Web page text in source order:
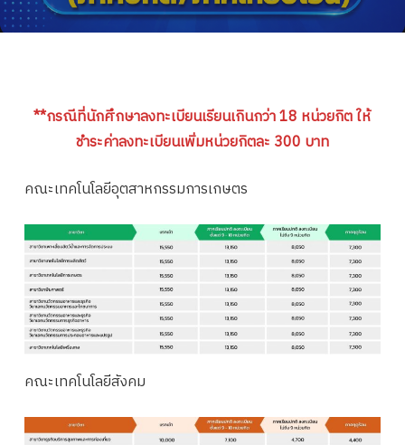
**กรณีที่นักศึกษาลงทะเบียนเรียนเกินกว่า 18 หน่วยกิต ให้
ชำระค่าลงทะเบียนเพิ่มหน่วยกิตละ 300 บาท
คณะเทคโนโลยีอุตสาหกรรมการเกษตร
คณะเทคโนโลยีสังคม